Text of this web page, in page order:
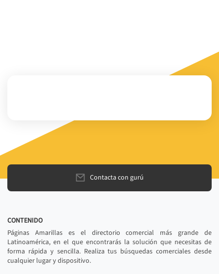
Contacta con gurú
CONTENIDO
Páginas Amarillas es el directorio comercial más grande de
Latinoamérica, en el que encontrarás la solución que necesitas de
forma rápida y sencilla. Realiza tus búsquedas comerciales desde
cualquier lugar y dispositivo.